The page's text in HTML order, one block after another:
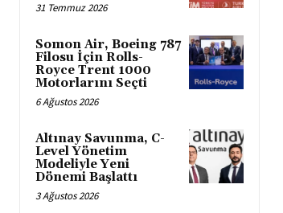
31 Temmuz 2026
Somon Air, Boeing 787
Filosu İçin Rolls-
Royce Trent 1000
Motorlarını Seçti
6 Ağustos 2026
Altınay Savunma, C-
Level Yönetim
Modeliyle Yeni
Dönemi Başlattı
3 Ağustos 2026